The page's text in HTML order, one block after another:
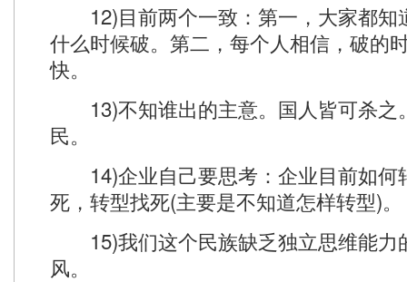
12)目前两个一致：第一，大家都知
什么时候破。第二，每个人相信，破的
快。
13)不知谁出的主意。国人皆可杀之
民。
14)企业自己要思考：企业目前如何
死，转型找死(主要是不知道怎样转型)。
15)我们这个民族缺乏独立思维能力
风。